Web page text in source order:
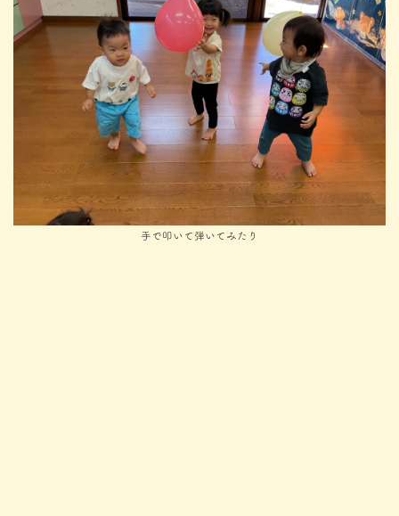
手で叩いて弾いてみたり